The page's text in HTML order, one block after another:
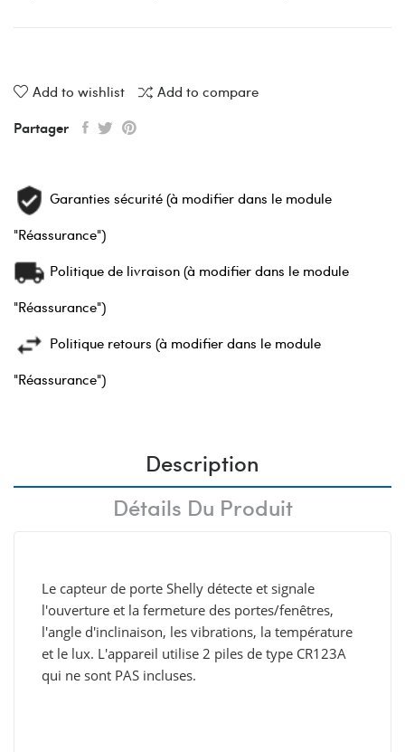
Add to wishlist
Add to compare
Partager
Garanties sécurité (à modifier dans le module
"Réassurance")
Politique de livraison (à modifier dans le module
"Réassurance")
Politique retours (à modifier dans le module
"Réassurance")
Description
Détails Du Produit
Le capteur de porte Shelly détecte et signale
l'ouverture et la fermeture des portes/fenêtres,
l'angle d'inclinaison, les vibrations, la température
et le lux. L'appareil utilise 2 piles de type CR123A
qui ne sont PAS incluses.